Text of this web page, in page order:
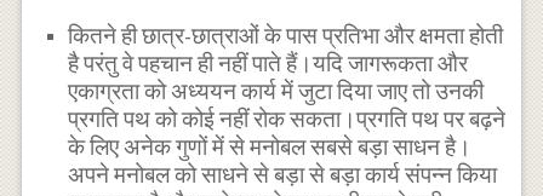
कितने ही छात्र-छात्राओं के पास प्रतिभा और क्षमता होती
है परंतु वे पहचान ही नहीं पाते हैं।यदि जागरूकता और
एकाग्रता को अध्ययन कार्य में जुटा दिया जाए तो उनकी
प्रगति पथ को कोई नहीं रोक सकता।प्रगति पथ पर बढ़ने
के लिए अनेक गुणों में से मनोबल सबसे बड़ा साधन है।
अपने मनोबल को साधने से बड़ा से बड़ा कार्य संपन्न किया